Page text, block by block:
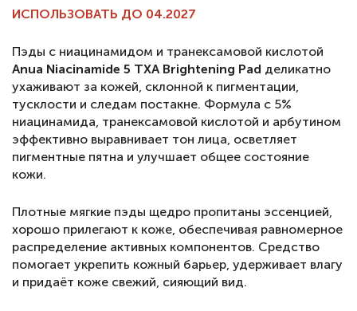
ИСПОЛЬЗОВАТЬ ДО 04.2027
Пэды с ниацинамидом и транексамовой кислотой
Anua Niacinamide 5 TXA Brightening Pad деликатно
ухаживают за кожей, склонной к пигментации,
тусклости и следам постакне. Формула с 5%
ниацинамида, транексамовой кислотой и арбутином
эффективно выравнивает тон лица, осветляет
пигментные пятна и улучшает общее состояние
кожи.
Плотные мягкие пэды щедро пропитаны эссенцией,
хорошо прилегают к коже, обеспечивая равномерное
распределение активных компонентов. Средство
помогает укрепить кожный барьер, удерживает влагу
и придаёт коже свежий, сияющий вид.